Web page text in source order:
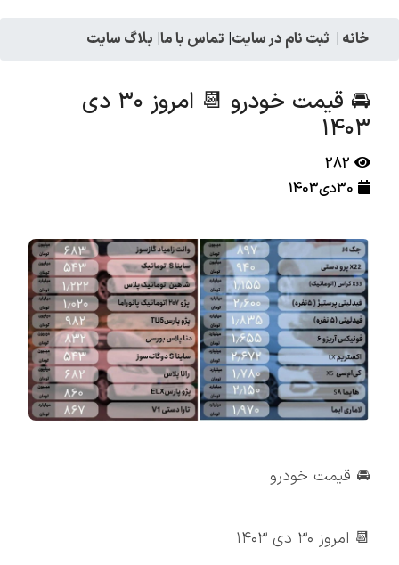
خانه | ثبت نام در سایت| تماس با ما| بلاگ سایت
🚘 قیمت خودرو 📆 امروز ۳۰ دی
۱۴۰۳
282
30دی1403
🚘 قیمت خودرو
📆 امروز ۳۰ دی ۱۴۰۳